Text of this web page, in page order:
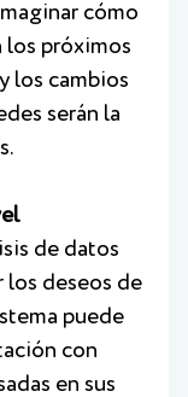
cómo
los próximos
los cambios
serán la
de datos
los deseos de
puede
con
en sus